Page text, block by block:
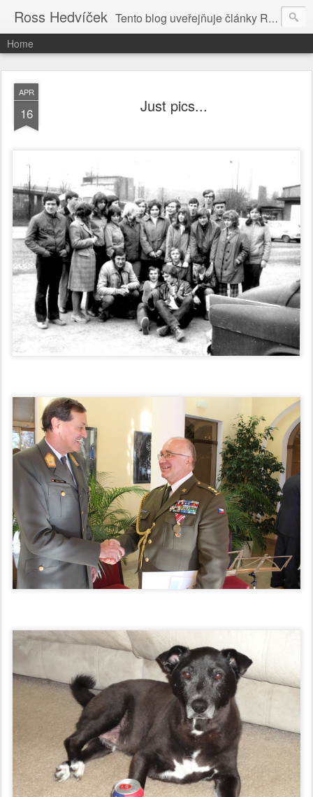
Ross Hedvíček Tento blog uveřejňuje články Ross Hedvíčka v češtině (pokud budu mit naladu) - s editacni pomoci Ludvika Dedika.
Home
APR
16 Just pics...